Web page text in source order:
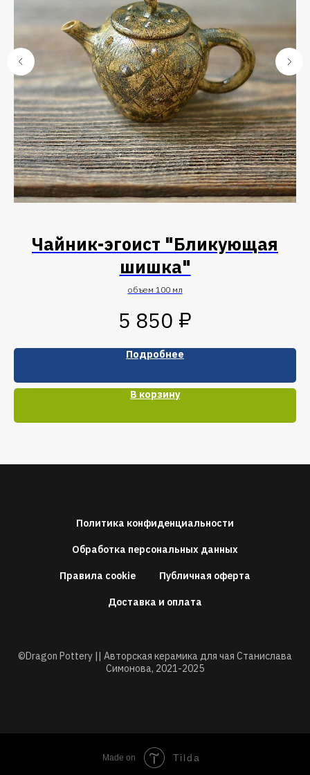
Чайник-эгоист "Бликующая
шишка"
объем 100 мл
5 850 ₽
Подробнее
В корзину
Политика конфиденциальности
Обработка персональных данных
Правила cookie Публичная оферта
Доставка и оплата
©Dragon Pottery || Авторская керамика для чая Станислава
Симонова, 2021-2025
Made on Tilda